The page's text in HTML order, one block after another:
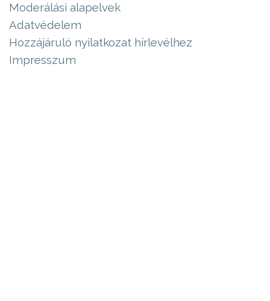
Moderálási alapelvek
Adatvédelem
Hozzájáruló nyilatkozat hírlevélhez
Impresszum